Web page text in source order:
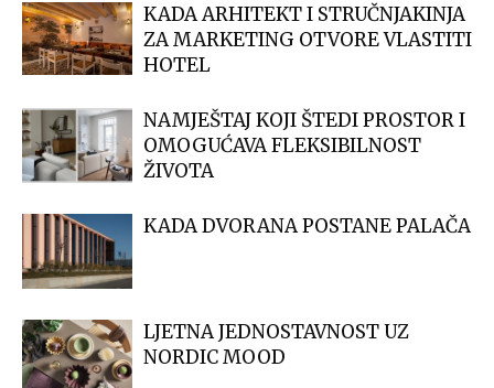
KADA ARHITEKT I STRUČNJAKINJA
ZA MARKETING OTVORE VLASTITI
HOTEL
NAMJEŠTAJ KOJI ŠTEDI PROSTOR I
OMOGUĆAVA FLEKSIBILNOST
ŽIVOTA
KADA DVORANA POSTANE PALAČA
LJETNA JEDNOSTAVNOST UZ
NORDIC MOOD